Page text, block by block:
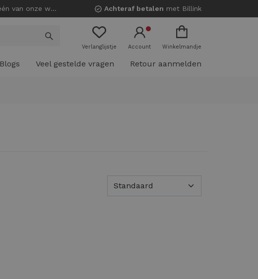
van onze winkels! Achteraf betalen met Billink
Verlanglijstje Account Winkelmandje
Blogs Veel gestelde vragen Retour aanmelden